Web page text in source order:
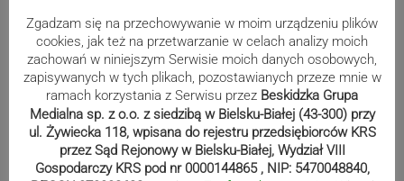
Koło z widokiem na miasto i Beskidy
już działa!
Uwaga, wypoczywający nad Sołą!
Będzie zrzut wody w rzece
Zgadzam się na przechowywanie w moim urządzeniu plików
cookies, jak też na przetwarzanie w celach analizy moich
zachowań w niniejszym Serwisie moich danych osobowych,
zapisywanych w tych plikach, pozostawianych przeze mnie w
ramach korzystania z Serwisu przez Beskidzka Grupa
Medialna sp. z o.o. z siedzibą w Bielsku-Białej (43-300) przy
ul. Żywiecka 118, wpisana do rejestru przedsiębiorców KRS
przez Sąd Rejonowy w Bielsku-Białej, Wydział VIII
Gospodarczy KRS pod nr 0000144865 , NIP: 5470048840,